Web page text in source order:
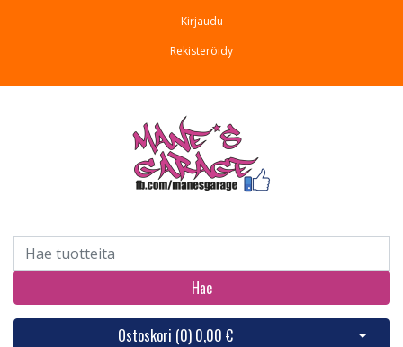
Kirjaudu
Rekisteröidy
Hae
Ostoskori (0) 0,00 € Avaa